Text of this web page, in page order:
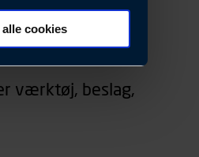
IP-adresse,
cookies
værktøj, beslag,